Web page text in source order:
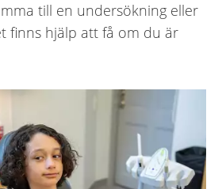
till en undersökning eller
finns hjälp att få om du är